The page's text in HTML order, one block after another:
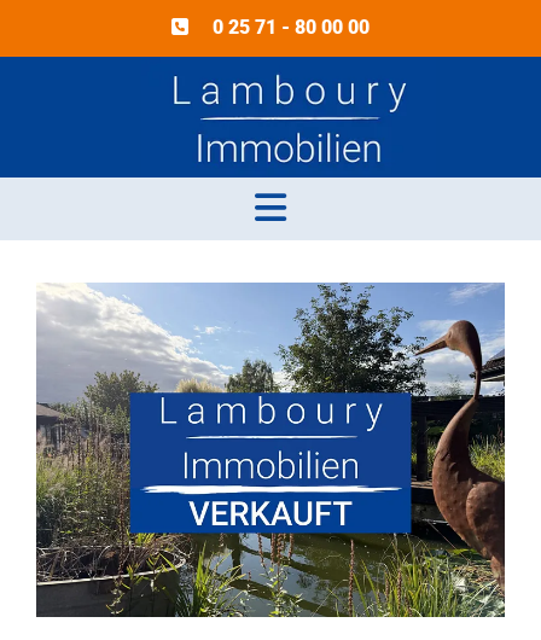
0 25 71 - 80 00 00